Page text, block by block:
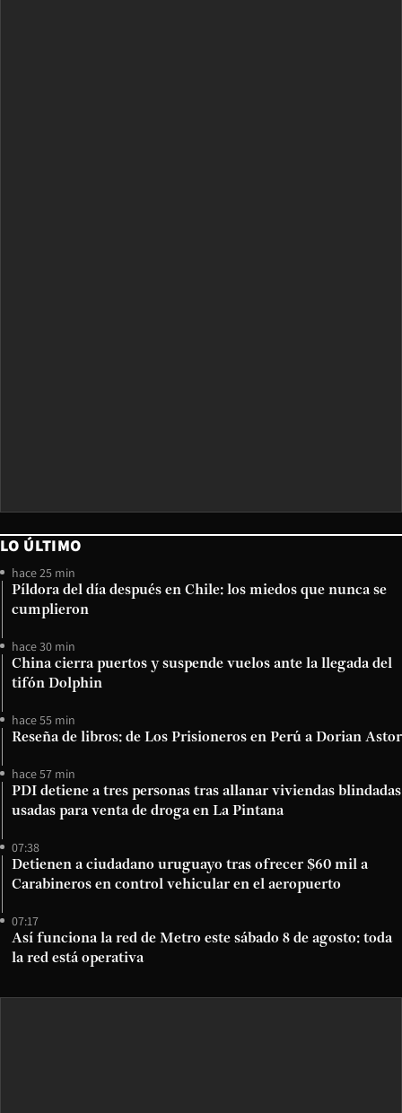
LO ÚLTIMO
hace 25 min
Píldora del día después en Chile: los miedos que nunca se
cumplieron
hace 30 min
China cierra puertos y suspende vuelos ante la llegada del
tifón Dolphin
hace 55 min
Reseña de libros: de Los Prisioneros en Perú a Dorian Astor
hace 57 min
PDI detiene a tres personas tras allanar viviendas blindadas
usadas para venta de droga en La Pintana
07:38
Detienen a ciudadano uruguayo tras ofrecer $60 mil a
Carabineros en control vehicular en el aeropuerto
07:17
Así funciona la red de Metro este sábado 8 de agosto: toda
la red está operativa